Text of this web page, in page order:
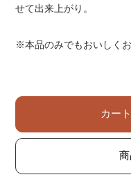
せて出来上がり。
※本品のみでもおいしく
カー